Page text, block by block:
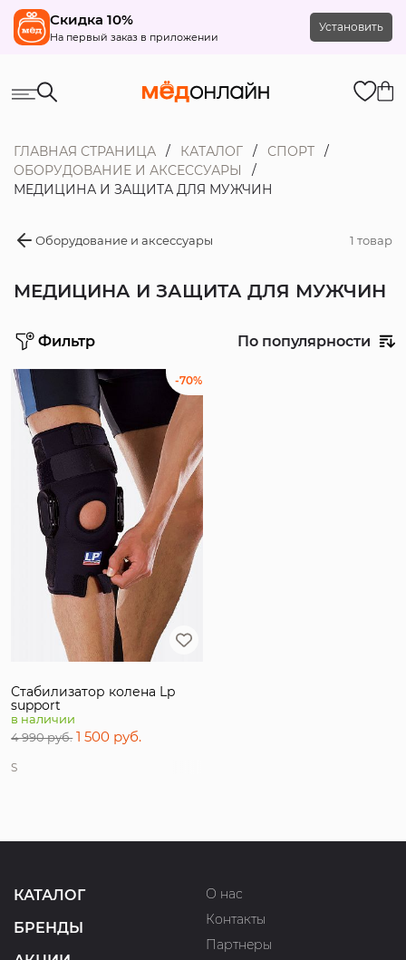
Скидка 10%
На первый заказ в приложении
Установить
ГЛАВНАЯ СТРАНИЦА КАТАЛОГ
СПОРТ
ОБОРУДОВАНИЕ И АКСЕССУАРЫ
МЕДИЦИНА И ЗАЩИТА ДЛЯ МУЖЧИН
Оборудование и аксессуары 1 товар
МЕДИЦИНА И ЗАЩИТА ДЛЯ МУЖЧИН
Фильтр
Распродажа
Тип товара
Пол
Цвет
Страна производитель
Бренд
Размер
По популярности
-70%
Стабилизатор колена Lp
support
в наличии
4 990 руб. 1 500 руб.
S
КАТАЛОГ
БРЕНДЫ
О нас
Контакты
Партнеры